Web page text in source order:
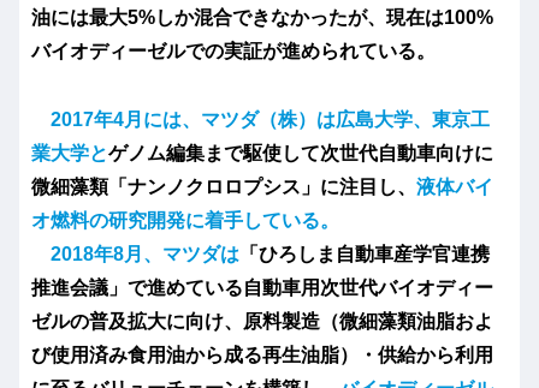
油には最大5%しか混合できなかったが、現在は100%
バイオディーゼルでの実証が進められている。
2017年4月には、マツダ（株）は広島大学、東京工
業大学とゲノム編集まで駆使して次世代自動車向けに
微細藻類「ナンノクロロプシス」に注目し、 液体バイ
オ燃料の研究開発に着手している。
2018年8月、マツダは 「ひろしま自動車産学官連携
推進会議」で進めている自動車用次世代バイオディー
ゼルの普及拡大に向け、原料製造（微細藻類油脂およ
び使用済み食用油から成る再生油脂）・供給から利用